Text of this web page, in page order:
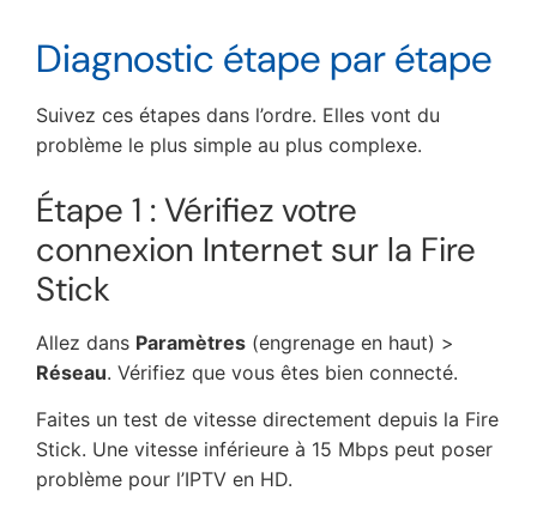
Diagnostic étape par étape
Suivez ces étapes dans l’ordre. Elles vont du
problème le plus simple au plus complexe.
Étape 1 : Vérifiez votre
connexion Internet sur la Fire
Stick
Allez dans Paramètres (engrenage en haut) >
Réseau. Vérifiez que vous êtes bien connecté.
Faites un test de vitesse directement depuis la Fire
Stick. Une vitesse inférieure à 15 Mbps peut poser
problème pour l’IPTV en HD.